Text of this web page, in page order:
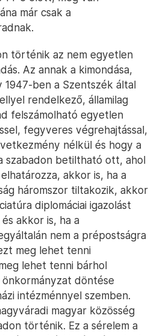
már csak a
történik az nem egyetlen
Az annak a kimondása,
1947-ben a Szentszék által
rendelkező, államilag
felszámolható egyetlen
fegyveres végrehajtással,
nélkül és hogy a
szabadon betiltható ott, ahol
akkor is, ha a
háromszor tiltakozik, akkor
diplomáciai igazolást
akkor is, ha a
nem a prépostságra
meg lehet tenni
lehet tenni bárhol
önkormányzat döntése
intézménnyel szemben.
magyar közösség
történik. Ez a sérelem a